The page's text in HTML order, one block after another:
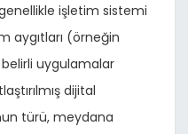
işletim sistemi
aygıtları (örneğin
uygulamalar
dijital
türü, meydana